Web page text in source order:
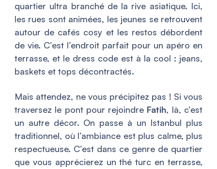
quartier ultra branché de la rive asiatique. Ici,
les rues sont animées, les jeunes se retrouvent
autour de cafés cosy et les restos débordent
de vie. C’est l’endroit parfait pour un apéro en
terrasse, et le dress code est à la cool : jeans,
baskets et tops décontractés.
Mais attendez, ne vous précipitez pas ! Si vous
traversez le pont pour rejoindre Fatih, là, c’est
un autre décor. On passe à un Istanbul plus
traditionnel, où l’ambiance est plus calme, plus
respectueuse. C’est dans ce genre de quartier
que vous apprécierez un thé turc en terrasse,